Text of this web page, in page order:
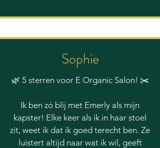
Sophie
🌿 5 sterren voor E Organic Salon! ✂️
Ik ben zó blij met Emerly als mijn
kapster! Elke keer als ik in haar stoel
zit, weet ik dat ik goed terecht ben. Ze
luistert altijd naar wat ik wil, geeft